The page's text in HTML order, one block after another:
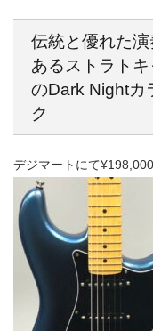
伝統と優れた
あるストラト
のDark Nightカ
ク
デジマートにて